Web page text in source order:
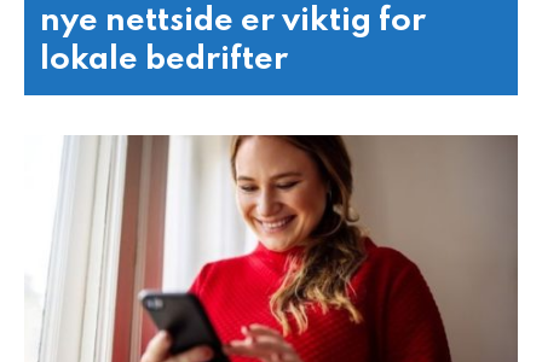
nye nettside er viktig for
lokale bedrifter